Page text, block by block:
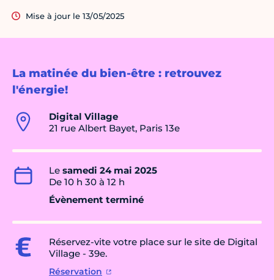
La matinée du bien-être : retrouvez
l'énergie!
Digital Village
21 rue Albert Bayet, Paris 13e
Le samedi 24 mai 2025
De 10 h 30 à 12 h
Évènement terminé
Réservez-vite votre place sur le site de Digital
Village - 39e.
Réservation
Mise à jour le 13/05/2025